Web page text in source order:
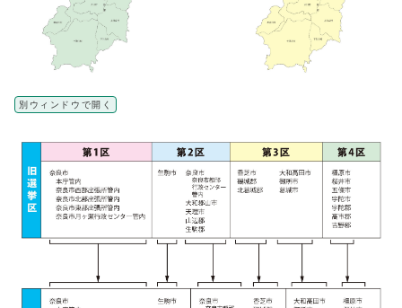
別ウィンドウで開く